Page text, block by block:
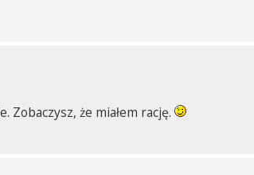
Zobaczysz, że miałem rację.